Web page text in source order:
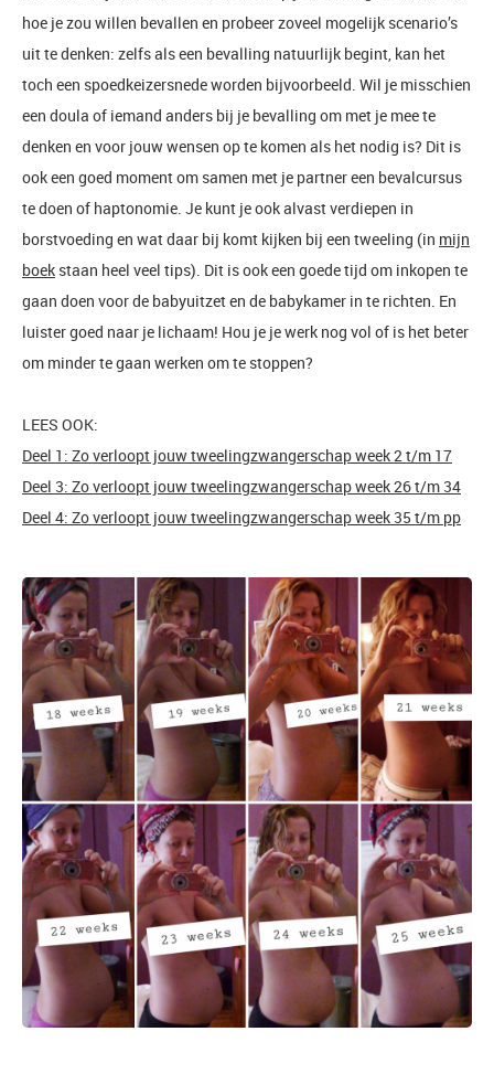
hoe je zou willen bevallen en probeer zoveel mogelijk scenario’s
uit te denken: zelfs als een bevalling natuurlijk begint, kan het
toch een spoedkeizersnede worden bijvoorbeeld. Wil je misschien
een doula of iemand anders bij je bevalling om met je mee te
denken en voor jouw wensen op te komen als het nodig is? Dit is
ook een goed moment om samen met je partner een bevalcursus
te doen of haptonomie. Je kunt je ook alvast verdiepen in
borstvoeding en wat daar bij komt kijken bij een tweeling (in mijn
boek staan heel veel tips). Dit is ook een goede tijd om inkopen te
gaan doen voor de babyuitzet en de babykamer in te richten. En
luister goed naar je lichaam! Hou je je werk nog vol of is het beter
om minder te gaan werken om te stoppen?
LEES OOK:
Deel 1: Zo verloopt jouw tweelingzwangerschap week 2 t/m 17
Deel 3: Zo verloopt jouw tweelingzwangerschap week 26 t/m 34
Deel 4: Zo verloopt jouw tweelingzwangerschap week 35 t/m pp